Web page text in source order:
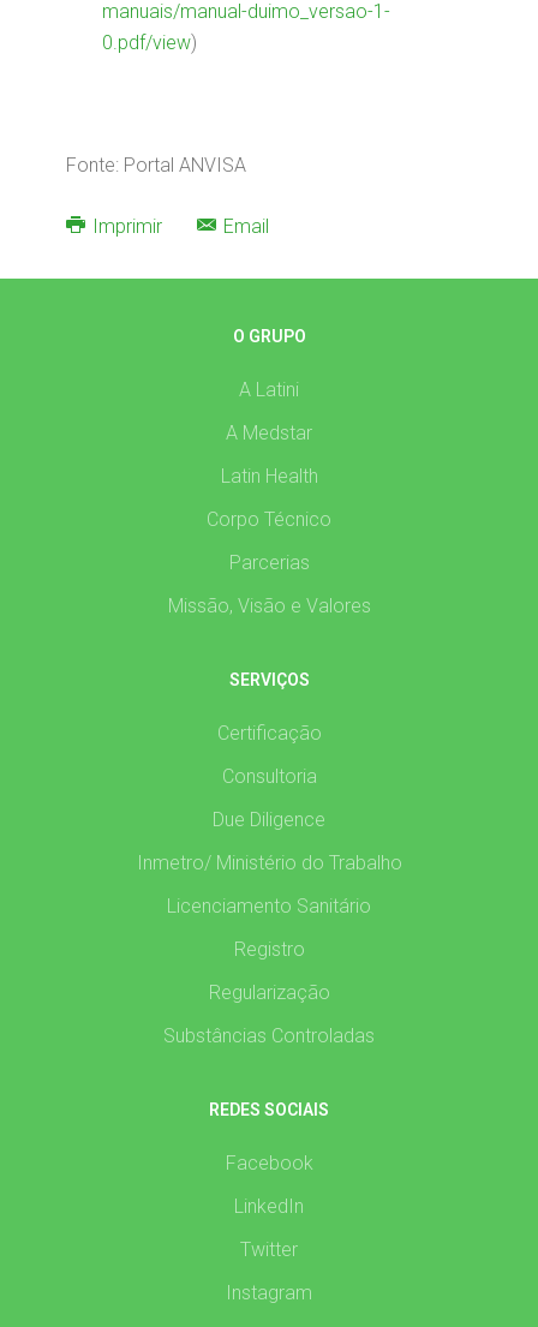
manuais/manual-duimo_versao-1-
0.pdf/view)
Fonte: Portal ANVISA
Imprimir Email
O GRUPO
A Latini
A Medstar
Latin Health
Corpo Técnico
Parcerias
Missão, Visão e Valores
SERVIÇOS
Certificação
Consultoria
Due Diligence
Inmetro/ Ministério do Trabalho
Licenciamento Sanitário
Registro
Regularização
Substâncias Controladas
REDES SOCIAIS
Facebook
LinkedIn
Twitter
Instagram